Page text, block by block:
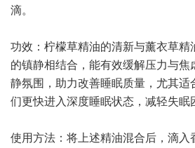
滴。
功效：柠檬草精油的清新与薰衣草精
的镇静相结合，能有效缓解压力与
静氛围，助力改善睡眠质量，尤其适
们更快进入深度睡眠状态，减轻失眠
使用方法：将上述精油混合后，滴